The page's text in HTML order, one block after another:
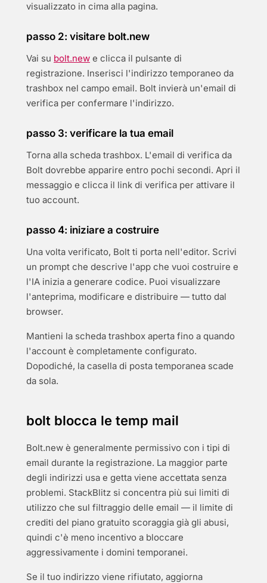
visualizzato in cima alla pagina.
passo 2: visitare bolt.new
Vai su bolt.new e clicca il pulsante di
registrazione. Inserisci l'indirizzo temporaneo da
trashbox nel campo email. Bolt invierà un'email di
verifica per confermare l'indirizzo.
passo 3: verificare la tua email
Torna alla scheda trashbox. L'email di verifica da
Bolt dovrebbe apparire entro pochi secondi. Apri il
messaggio e clicca il link di verifica per attivare il
tuo account.
passo 4: iniziare a costruire
Una volta verificato, Bolt ti porta nell'editor. Scrivi
un prompt che descrive l'app che vuoi costruire e
l'IA inizia a generare codice. Puoi visualizzare
l'anteprima, modificare e distribuire — tutto dal
browser.
Mantieni la scheda trashbox aperta fino a quando
l'account è completamente configurato.
Dopodiché, la casella di posta temporanea scade
da sola.
bolt blocca le temp mail
Bolt.new è generalmente permissivo con i tipi di
email durante la registrazione. La maggior parte
degli indirizzi usa e getta viene accettata senza
problemi. StackBlitz si concentra più sui limiti di
utilizzo che sul filtraggio delle email — il limite di
crediti del piano gratuito scoraggia già gli abusi,
quindi c'è meno incentivo a bloccare
aggressivamente i domini temporanei.
Se il tuo indirizzo viene rifiutato, aggiorna